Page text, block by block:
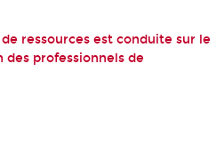
ressources est conduite sur le
des professionnels de